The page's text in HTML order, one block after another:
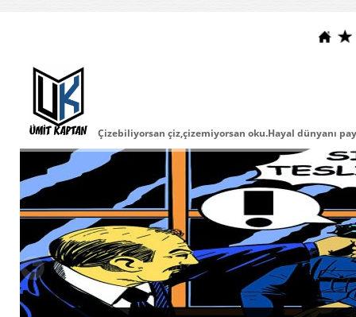
Çizebiliyorsan çiz,çizemiyorsan oku.Hayal dünyanı